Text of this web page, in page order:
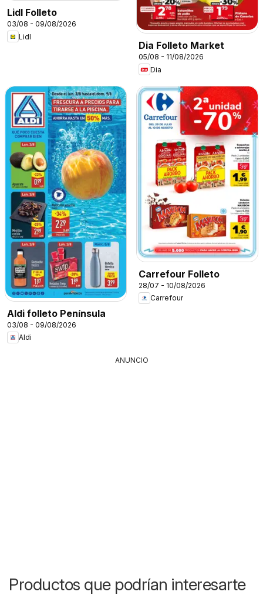
Lidl Folleto
03/08 - 09/08/2026
Lidl
Dia Folleto Market
05/08 - 11/08/2026
Dia
Aldi folleto Península
03/08 - 09/08/2026
Aldi
Carrefour Folleto
28/07 - 10/08/2026
Carrefour
ANUNCIO
Productos que podrían interesarte